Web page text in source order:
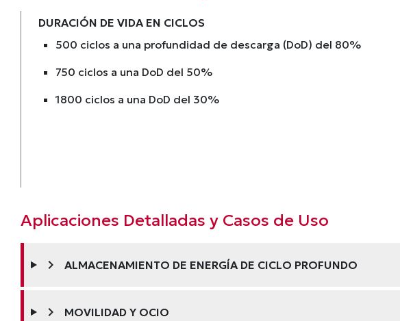
DURACIÓN DE VIDA EN CICLOS
500 ciclos a una profundidad de descarga (DoD) del 80%
750 ciclos a una DoD del 50%
1800 ciclos a una DoD del 30%
Aplicaciones Detalladas y Casos de Uso
chevron_right ALMACENAMIENTO DE ENERGÍA DE CICLO PROFUNDO
chevron_right MOVILIDAD Y OCIO